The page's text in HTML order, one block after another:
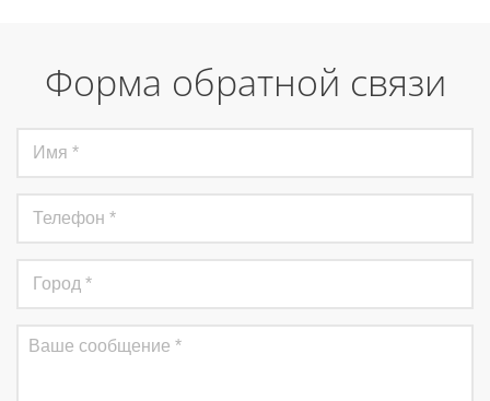
Форма обратной связи